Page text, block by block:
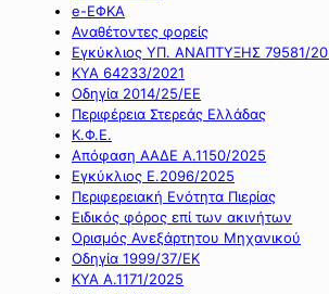
e-ΕΦΚΑ
Αναθέτοντες φορείς
Εγκύκλιος ΥΠ. ΑΝΑΠΤΥΞΗΣ 79581/
ΚΥΑ 64233/2021
Οδηγία 2014/25/ΕΕ
Περιφέρεια Στερεάς Ελλάδας
Κ.Φ.Ε.
Απόφαση ΑΑΔΕ Α.1150/2025
Εγκύκλιος Ε.2096/2025
Περιφερειακή Ενότητα Πιερίας
Ειδικός φόρος επί των ακινήτων
Ορισμός Ανεξάρτητου Μηχανικού
Οδηγία 1999/37/ΕΚ
ΚΥΑ Α.1171/2025